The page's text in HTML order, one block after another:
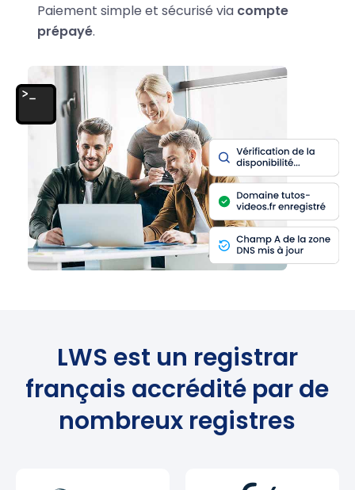
Paiement simple et sécurisé via compte
prépayé.
LWS est un registrar
français accrédité par de
nombreux registres